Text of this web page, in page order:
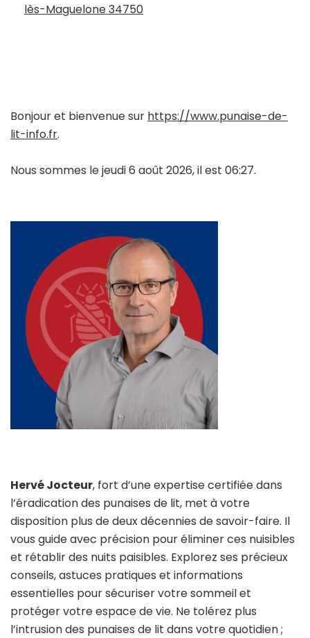
lès-Maguelone 34750
Bonjour et bienvenue sur https://www.punaise-de-
lit-info.fr.
Nous sommes le jeudi 6 août 2026, il est 06:27.
Hervé Jocteur, fort d’une expertise certifiée dans
l’éradication des punaises de lit, met à votre
disposition plus de deux décennies de savoir-faire. Il
vous guide avec précision pour éliminer ces nuisibles
et rétablir des nuits paisibles. Explorez ses précieux
conseils, astuces pratiques et informations
essentielles pour sécuriser votre sommeil et
protéger votre espace de vie. Ne tolérez plus
l’intrusion des punaises de lit dans votre quotidien ;